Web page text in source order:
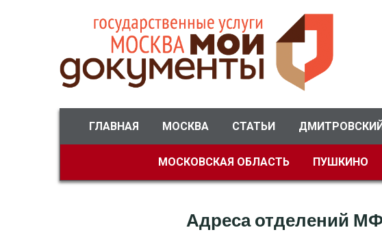
ГЛАВНАЯ МОСКВА СТАТЬИ
МОСКОВСКАЯ ОБЛАСТЬ ПУШКИНО
Адреса отделений
ДМИТРОВСКИЙ РАЙОН